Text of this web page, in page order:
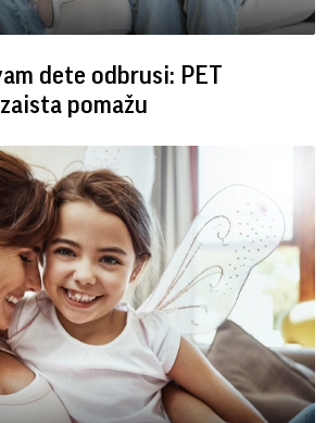
dete odbrusi: PET
pomažu